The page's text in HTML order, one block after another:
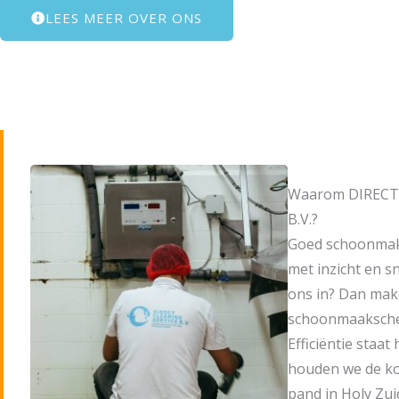
LEES MEER OVER ONS
Waarom
B.V.?
Goed
met inzicht en
ons in? Dan
Efficiëntie staat
houden we de
pand in Holy